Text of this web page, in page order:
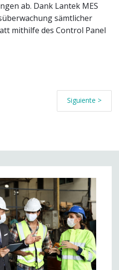
ab. Dank Lantek MES
sämtlicher
mithilfe des Control Panel
Siguiente >